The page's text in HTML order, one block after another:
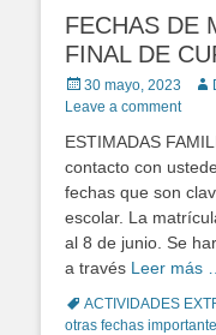
FECHAS DE
FINAL DE
Posted
on
30 mayo, 2023
Leave a comment
ESTIMADAS
contacto con
fechas que son
escolar. La
al 8 de junio. Se
a través Leer más …
TagsACTIVIDADES
otras fechas